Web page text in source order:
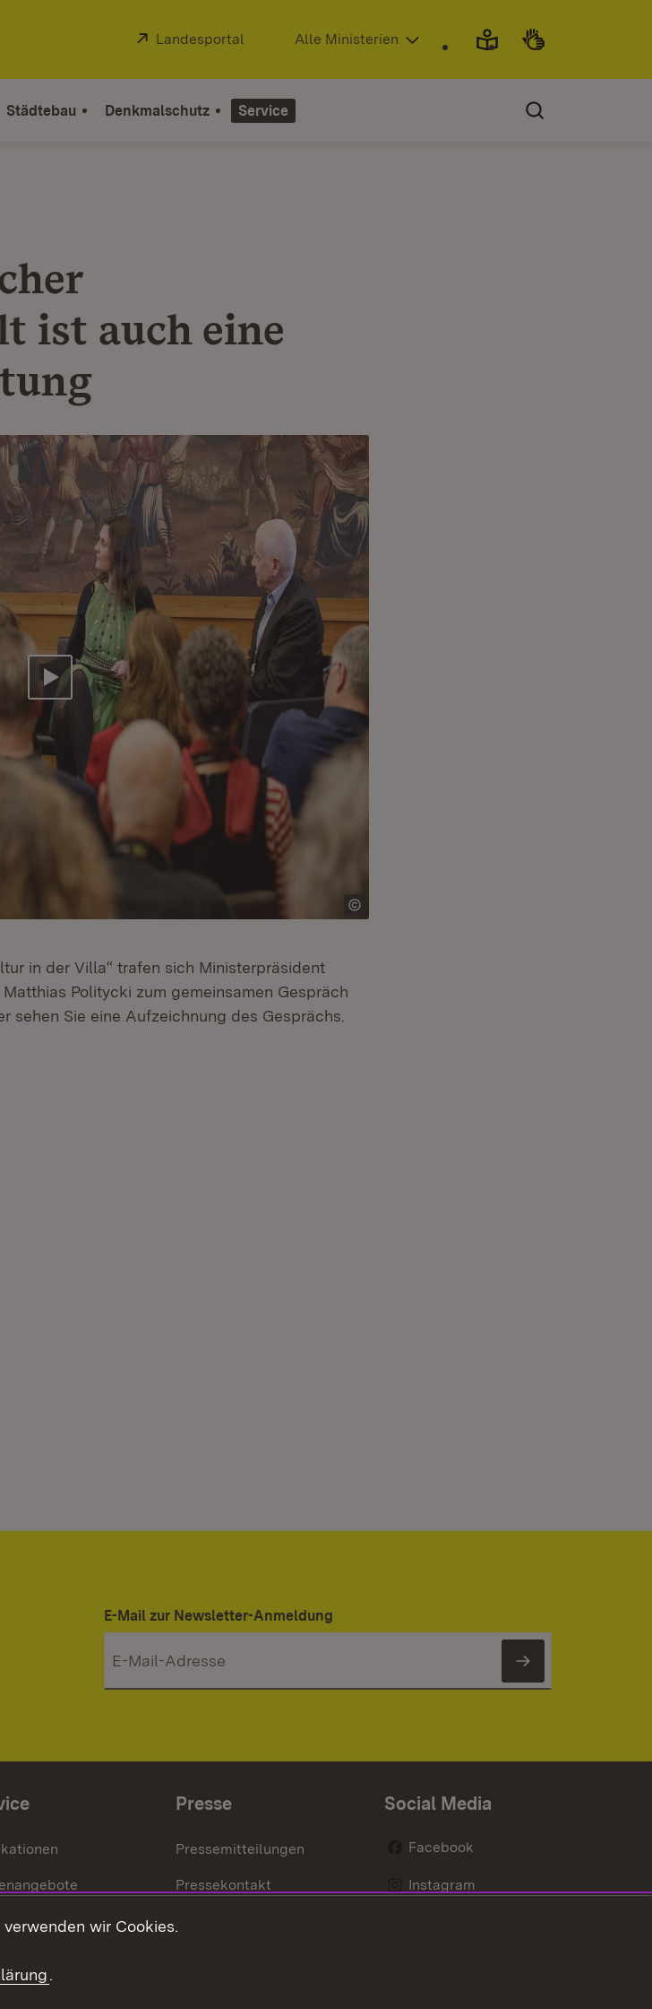
Extern:
Landesportal (Öffnet in neuem Fenster)
Alle Ministerien
Städtebau Denkmalschutz Service
ist auch eine
Video abspielen
in der Villa“ trafen sich Ministerpräsident
Politycki zum gemeinsamen Gespräch
sehen Sie eine Aufzeichnung des Gesprächs.
E-Mail zur Newsletter-Anmeldung
Newsletter
Presse
Pressemitteilungen
Pressekontakt
Social Media
Facebook
Instagram
wir Cookies.
.